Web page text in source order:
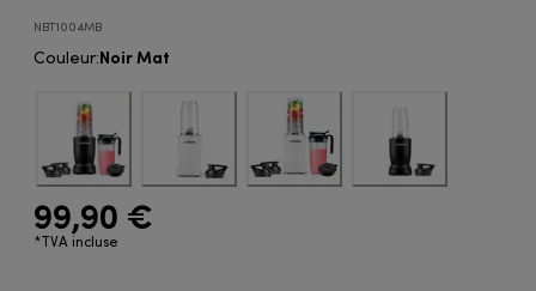
NBT1004MB
Couleur:Noir Mat
99,90 €
*TVA incluse